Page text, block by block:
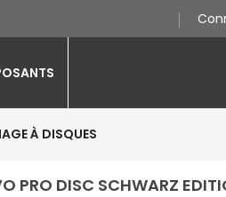
À DISQUES
PRO DISC SCHWARZ